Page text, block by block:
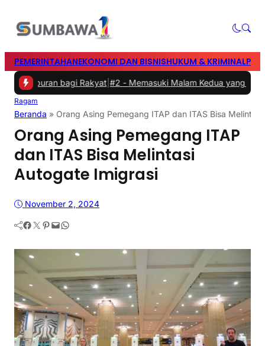
PEMERINTAHANEKONOMI DAN BISNISHUKUM & KRIMINAL
bagi Rakyat|#2 -Memasuki Malam Kedua yang Meriah,
Ragam
Beranda » Orang Asing Pemegang ITAP dan ITAS Bisa
Orang Asing Pemegang ITAP
dan ITAS Bisa Melintasi
Autogate Imigrasi
November 2, 2024
Facebook Twitter Pinterest Mail WhatsApp